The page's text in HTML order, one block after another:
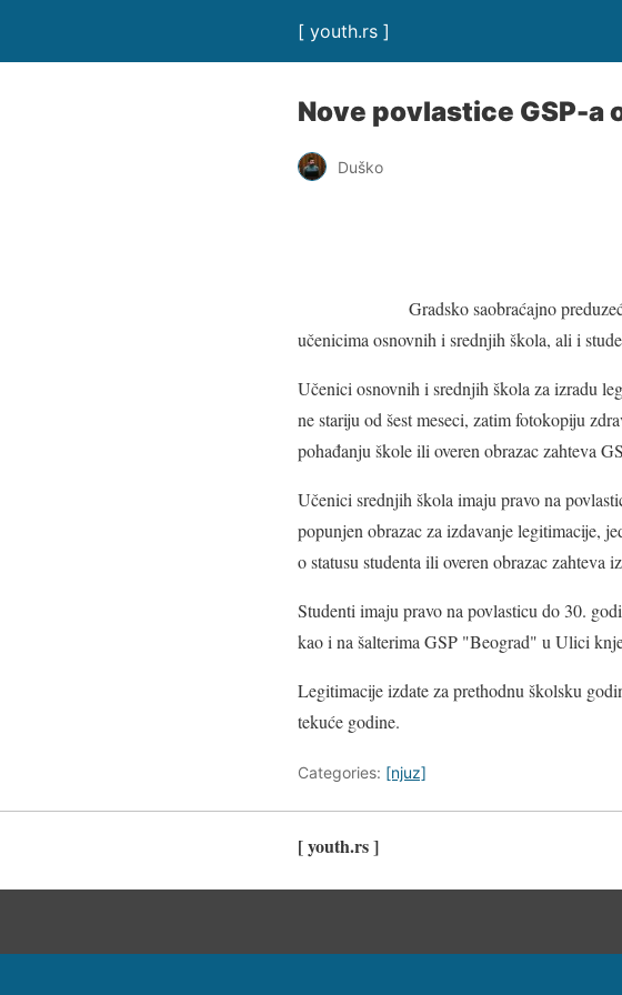
[ youth.rs ]
Nove povlastice GSP-a
Duško
Gradsko saobraćajno
učenicima osnovnih i srednjih škola, ali i
Učenici osnovnih i srednjih škola za izradu
ne stariju od šest meseci, zatim fotokopiju
pohađanju škole ili overen obrazac zahteva
Učenici srednjih škola imaju pravo na
popunjen obrazac za izdavanje legitimacije,
o statusu studenta ili overen obrazac
Studenti imaju pravo na povlasticu do 30.
kao i na šalterima GSP "Beograd" u Ulici
Legitimacije izdate za prethodnu školsku
tekuće godine.
Categories: [njuz]
[ youth.rs ]